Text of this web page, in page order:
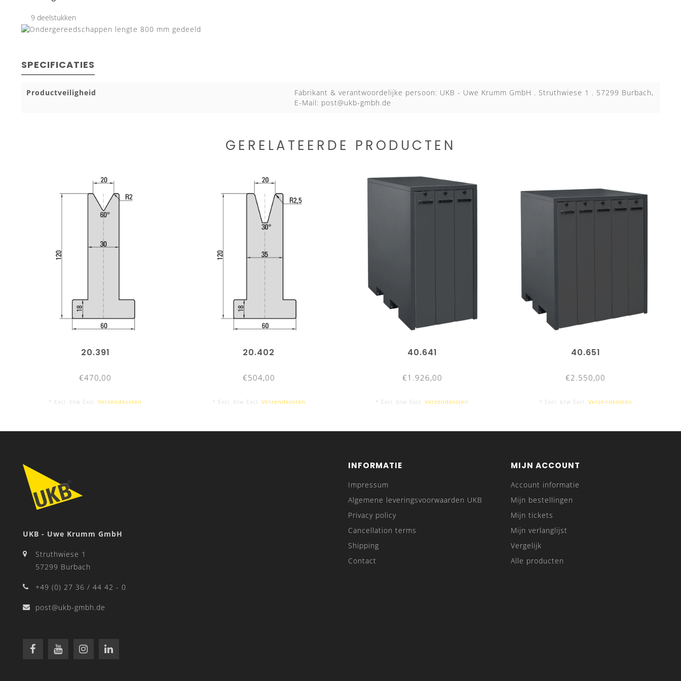
9 deelstukken
SPECIFICATIES
Productveiligheid
Fabrikant & verantwoordelijke persoon: UKB - Uwe Krumm GmbH . Struthwiese 1 . 57299 Burbach,
E-Mail: post@ukb-gmbh.de
GERELATEERDE PRODUCTEN
20.391
€470,00
* Excl. btw Excl.Verzendkosten
20.402
€504,00
* Excl. btw Excl. Verzendkosten
40.641
€1.926,00
* Excl. btw Excl.Verzendkosten
40.651
€2.550,00
* Excl. btw Excl. Verzendkosten
UKB - Uwe Krumm GmbH
Struthwiese 1
57299 Burbach
+49 (0) 27 36 / 44 42 - 0
post@ukb-gmbh.de
INFORMATIE
Impressum
Algemene leveringsvoorwaarden UKB
Privacy policy
Cancellation terms
Shipping
Contact
MIJN ACCOUNT
Account informatie
Mijn bestellingen
Mijn tickets
Mijn verlanglijst
Vergelijk
Alle producten